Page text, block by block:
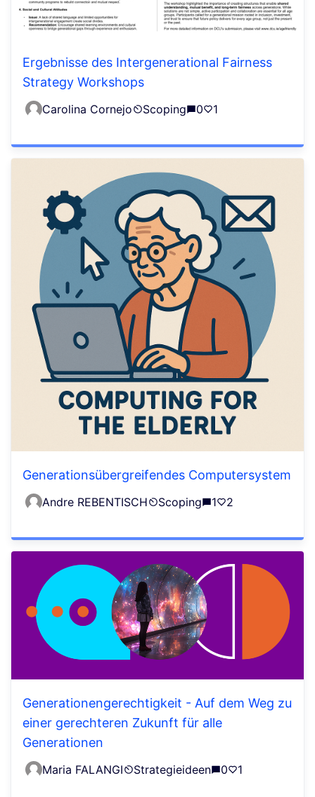
Ergebnisse des Intergenerational Fairness
Strategy Workshops
Carolina Cornejo Scoping 0 1
Generationsübergreifendes Computersystem
Andre REBENTISCH Scoping 1 2
Generationengerechtigkeit - Auf dem Weg zu
einer gerechteren Zukunft für alle
Generationen
Maria FALANGI Strategieideen 0 1